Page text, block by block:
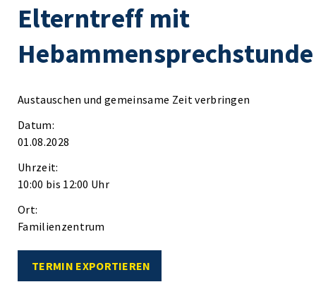
Elterntreff mit
Hebammensprechstunde
Austauschen und gemeinsame Zeit verbringen
Datum:
01.08.2028
Uhrzeit:
10:00 bis 12:00 Uhr
Ort:
Familienzentrum
TERMIN EXPORTIEREN